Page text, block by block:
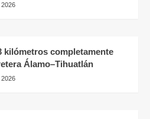
kilómetros completamente
Álamo–Tihuatlán